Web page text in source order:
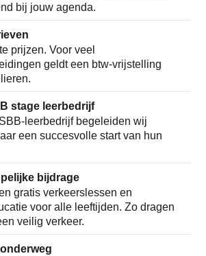
bij jouw agenda.
prijzen. Voor veel
geldt een btw-vrijstelling
stage leerbedrijf
leerbedrijf begeleiden wij
een succesvolle start van hun
bijdrage
gratis verkeerslessen en
voor alle leeftijden. Zo dragen
veilig verkeer.